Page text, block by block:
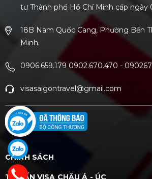
tư Thành phố Hồ Chí Minh cấp ngày
18B Nam Quốc Cang, Phường Bến
Minh.
0906.659.179 0902.670.470 -
visasaigontravel@gmail.com
CHÍNH SÁCH